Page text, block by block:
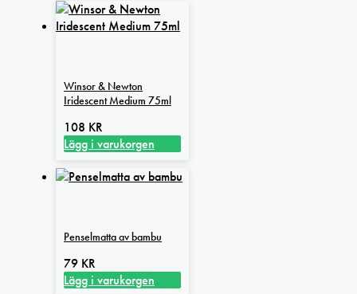
Winsor & Newton
Iridescent Medium 75ml
108 KR
Lägg i varukorgen
Penselmatta av bambu
79 KR
Lägg i varukorgen